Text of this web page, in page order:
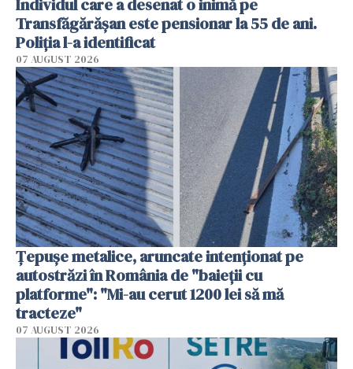
Transfăgărășan este pensionar la 55 de ani.
Poliția l-a identificat
07 AUGUST 2026
Țepușe metalice, aruncate intenționat pe
autostrăzi în România de "baieții cu
platforme": "Mi-au cerut 1200 lei să mă
tracteze"
07 AUGUST 2026